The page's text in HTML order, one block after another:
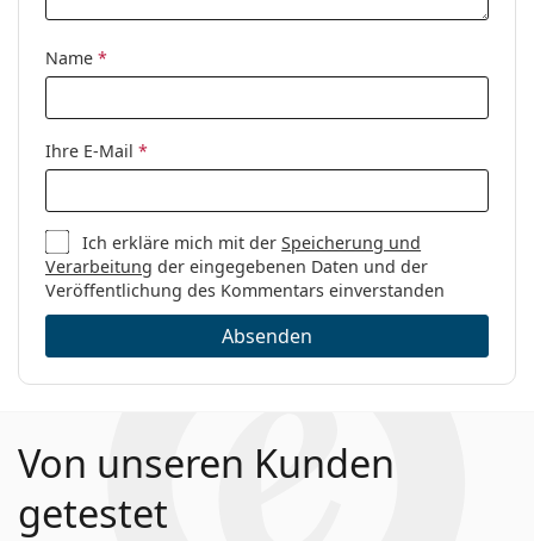
Kategorie:
Brillen
Marke:
Name *
Ihre E-Mail *
Ich erkläre mich mit derSpeicherung und
Verarbeitung der eingegebenen Daten und der
Veröffentlichung des Kommentars einverstanden
Absenden
Von unseren Kunden
getestet